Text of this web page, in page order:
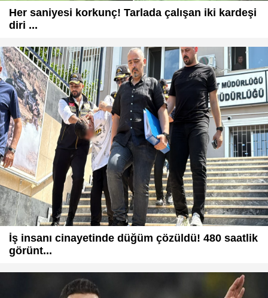
Her saniyesi korkunç! Tarlada çalışan iki kardeşi
diri ...
İş insanı cinayetinde düğüm çözüldü! 480 saatlik
görünt...